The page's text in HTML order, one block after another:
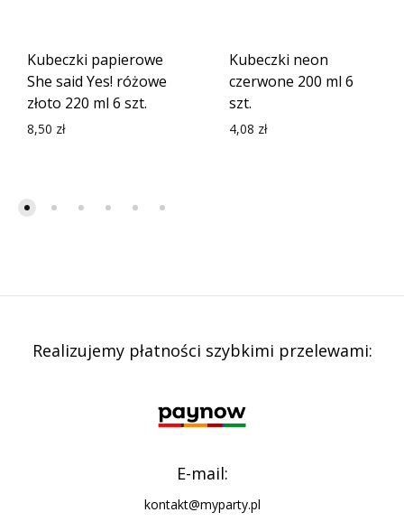
Kubeczki papierowe
She said Yes! różowe
złoto 220 ml 6 szt.
8,50 zł
Kubeczki neon
czerwone 200 ml 6
szt.
4,08 zł
Realizujemy płatności szybkimi przelewami:
E-mail:
kontakt@myparty.pl